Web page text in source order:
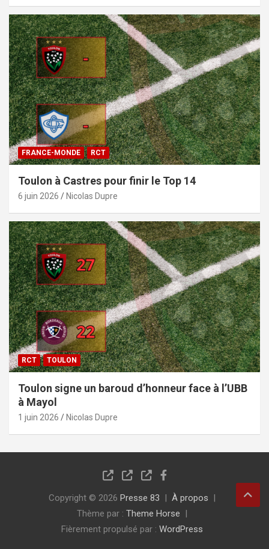
FRANCE-MONDE RCT
Toulon à Castres pour finir le Top 14
6 juin 2026 Nicolas Dupre
RCT TOULON
Toulon signe un baroud d’honneur face à l’UBB
à Mayol
1 juin 2026 Nicolas Dupre
Copyright © 2026 Presse 83
À propos
Thème par : Theme Horse
Fièrement propulsé par : WordPress